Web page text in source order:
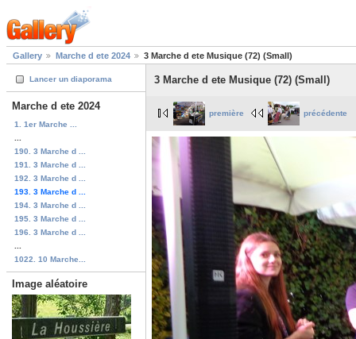
Gallery Marche d ete 2024 3 Marche d ete Musique (72) (Small)
Lancer un diaporama
Marche d ete 2024
1. 1er Marche ...
190. 3 Marche d ...
191. 3 Marche d ...
192. 3 Marche d ...
193. 3 Marche d ...
194. 3 Marche d ...
195. 3 Marche d ...
196. 3 Marche d ...
1022. 10 Marche...
Image aléatoire
3 Marche d ete Musique (72) (Small)
première précédente